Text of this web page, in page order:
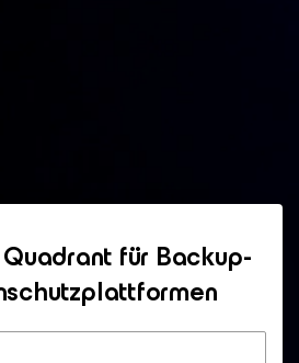
für Backup-